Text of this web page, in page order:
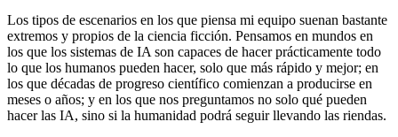
Los tipos de escenarios en los que piensa mi equipo suenan bastante
extremos y propios de la ciencia ficción. Pensamos en mundos en
los que los sistemas de IA son capaces de hacer prácticamente todo
lo que los humanos pueden hacer, solo que más rápido y mejor; en
los que décadas de progreso científico comienzan a producirse en
meses o años; y en los que nos preguntamos no solo qué pueden
hacer las IA, sino si la humanidad podrá seguir llevando las riendas.